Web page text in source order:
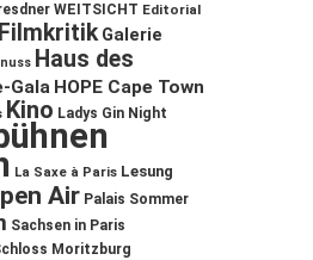
WEITSICHT Editorial
Filmkritik Galerie
Haus des
Gala HOPE Cape Town
Kino Ladys Gin Night
La Saxe à Paris Lesung
Air Palais Sommer
Sachsen in Paris
Moritzburg